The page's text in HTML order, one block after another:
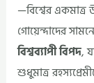
—বিশ্বের একমাত্র
গোয়েন্দাদের
বিশ্বব্যাপী বিপদ,
শুধুমাত্র